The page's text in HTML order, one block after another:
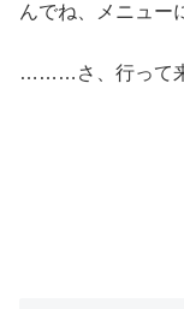
んでね、メニュー
………さ、行って